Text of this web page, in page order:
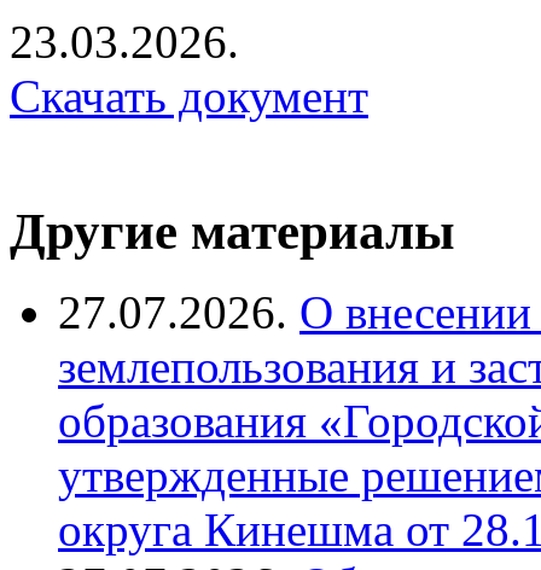
23.03.2026.
Скачать документ
Другие материалы
27.07.2026. О
землепользования и
образования
утвержденные
округа Кинешма от